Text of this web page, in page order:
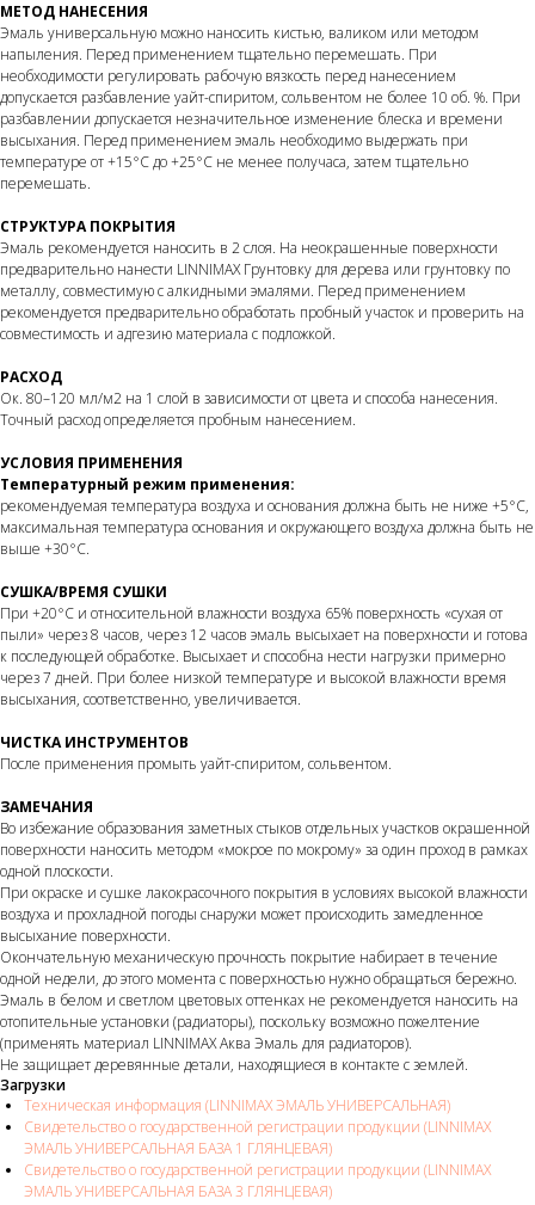
МЕТОД НАНЕСЕНИЯ
Эмаль универсальную можно наносить кистью, валиком или методом
напыления. Перед применением тщательно перемешать. При
необходимости регулировать рабочую вязкость перед нанесением
допускается разбавление уайт-спиритом, сольвентом не более 10 об. %. При
разбавлении допускается незначительное изменение блеска и времени
высыхания. Перед применением эмаль необходимо выдержать при
температуре от +15°С до +25°С не менее получаса, затем тщательно
перемешать.
СТРУКТУРА ПОКРЫТИЯ
Эмаль рекомендуется наносить в 2 слоя. На неокрашенные поверхности
предварительно нанести LINNIMAX Грунтовку для дерева или грунтовку по
металлу, совместимую с алкидными эмалями. Перед применением
рекомендуется предварительно обработать пробный участок и проверить на
совместимость и адгезию материала с подложкой.
РАСХОД
Ок. 80–120 мл/м2 на 1 слой в зависимости от цвета и способа нанесения.
Точный расход определяется пробным нанесением.
УСЛОВИЯ ПРИМЕНЕНИЯ
Температурный режим применения:
рекомендуемая температура воздуха и основания должна быть не ниже +5°C,
максимальная температура основания и окружающего воздуха должна быть не
выше +30°C.
СУШКА/ВРЕМЯ СУШКИ
При +20°C и относительной влажности воздуха 65% поверхность «сухая от
пыли» через 8 часов, через 12 часов эмаль высыхает на поверхности и готова
к последующей обработке. Высыхает и способна нести нагрузки примерно
через 7 дней. При более низкой температуре и высокой влажности время
высыхания, соответственно, увеличивается.
ЧИСТКА ИНСТРУМЕНТОВ
После применения промыть уайт-спиритом, сольвентом.
ЗАМЕЧАНИЯ
Во избежание образования заметных стыков отдельных участков окрашенной
поверхности наносить методом «мокрое по мокрому» за один проход в рамках
одной плоскости.
При окраске и сушке лакокрасочного покрытия в условиях высокой влажности
воздуха и прохладной погоды снаружи может происходить замедленное
высыхание поверхности.
Окончательную механическую прочность покрытие набирает в течение
одной недели, до этого момента с поверхностью нужно обращаться бережно.
Эмаль в белом и светлом цветовых оттенках не рекомендуется наносить на
отопительные установки (радиаторы), поскольку возможно пожелтение
(применять материал LINNIMAX Аква Эмаль для радиаторов).
Не защищает деревянные детали, находящиеся в контакте с землей.
Загрузки
Техническая информация (LINNIMAX ЭМАЛЬ УНИВЕРСАЛЬНАЯ)
Свидетельство о государственной регистрации продукции (LINNIMAX
ЭМАЛЬ УНИВЕРСАЛЬНАЯ БАЗА 1 ГЛЯНЦЕВАЯ)
Свидетельство о государственной регистрации продукции (LINNIMAX
ЭМАЛЬ УНИВЕРСАЛЬНАЯ БАЗА 3 ГЛЯНЦЕВАЯ)